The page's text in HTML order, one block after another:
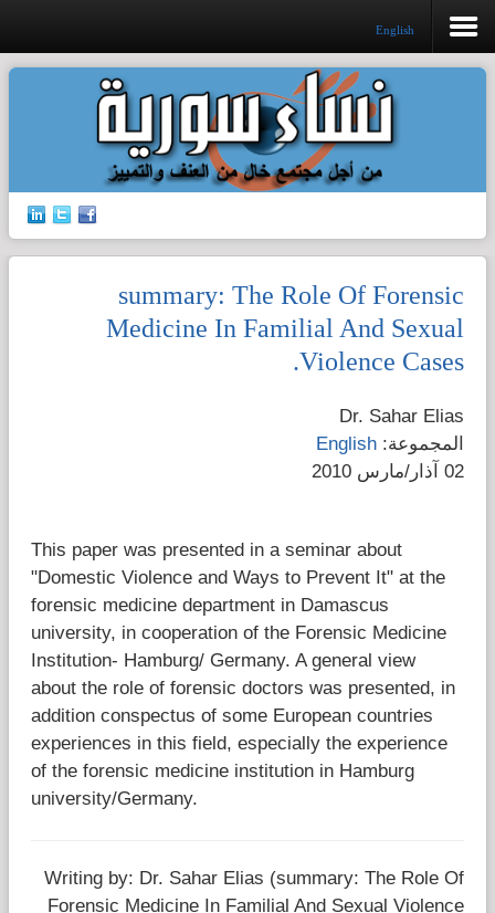
جرائم الشرف
إدانات ضد القتل
قضايا الأسرة
مرصد العنف والإعلام
English
summary: The Role Of Forensic
Medicine In Familial And Sexual
Violence Cases.
Dr. Sahar Elias
المجموعة: English
02 آذار/مارس 2010
This paper was presented in a seminar about
"Domestic Violence and Ways to Prevent It" at the
forensic medicine department in Damascus
university, in cooperation of the Forensic Medicine
Institution- Hamburg/ Germany. A general view
about the role of forensic doctors was presented, in
addition conspectus of some European countries
experiences in this field, especially the experience
of the forensic medicine institution in Hamburg
university/Germany.
Writing by: Dr. Sahar Elias (summary: The Role Of
Forensic Medicine In Familial And Sexual Violence